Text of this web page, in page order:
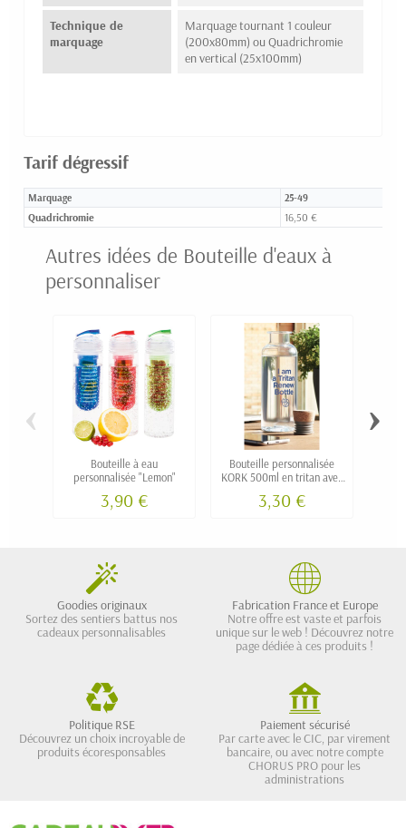
Technique de
marquage
Marquage tournant 1 couleur
(200x80mm) ou Quadrichromie
en vertical (25x100mm)
Tarif dégressif
Marquage 25-49
Quadrichromie 16,50 €
Autres idées de Bouteille d'eaux à
personnaliser
Bouteille à eau
personnalisée "Lemon"
3,90 €
Bouteille personnalisée
KORK 500ml en tritan avec
3,30 €
‹ ›
Goodies originaux
Sortez des sentiers battus nos
cadeaux personnalisables
Fabrication France et Europe
Notre offre est vaste et parfois
unique sur le web ! Découvrez notre
page dédiée à ces produits !
Politique RSE
Découvrez un choix incroyable de
produits écoresponsables
Paiement sécurisé
Par carte avec le CIC, par virement
bancaire, ou avec notre compte
CHORUS PRO pour les
administrations